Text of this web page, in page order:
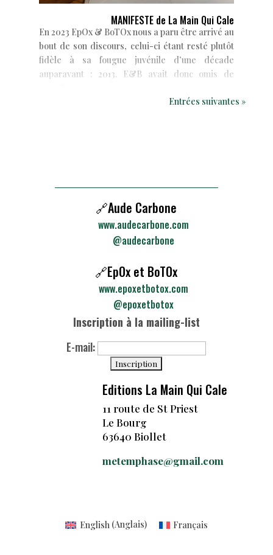
MANIFESTE de La Main Qui Cale
En 2023 EpOx & BoTOx nous a paru être arrivé au
bout de son discours, celui-ci étant resté plutôt
fidèle à sa fougue juvénile d’une décade
auparavant : 2013. E&B avait donc omis de
Entrées suivantes »
🔗Aude Carbone
www.audecarbone.com
@audecarbone
🔗EpOx et BoTOx
www.epoxetbotox.com
@epoxetbotox
Inscription à la mailing-list
E-mail:
Editions La Main Qui Cale
11 route de St Priest
Le Bourg
63640 Biollet
metemphase@gmail.com
English (Anglais) Français